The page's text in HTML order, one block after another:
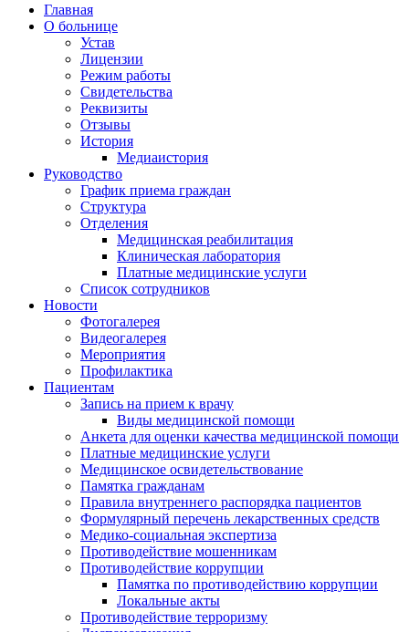
Главная
О больнице
Устав
Лицензии
Режим работы
Свидетельства
Реквизиты
Отзывы
История
Медиаистория
Руководство
График приема граждан
Структура
Отделения
Медицинская реабилитация
Клиническая лаборатория
Платные медицинские услуги
Список сотрудников
Новости
Фотогалерея
Видеогалерея
Мероприятия
Профилактика
Пациентам
Запись на прием к врачу
Виды медицинской помощи
Анкета для оценки качества медицинской помощи
Платные медицинские услуги
Медицинское освидетельствование
Памятка гражданам
Правила внутреннего распорядка пациентов
Формулярный перечень лекарственных средств
Медико-социальная экспертиза
Противодействие мошенникам
Противодействие коррупции
Памятка по противодействию коррупции
Локальные акты
Противодействие терроризму